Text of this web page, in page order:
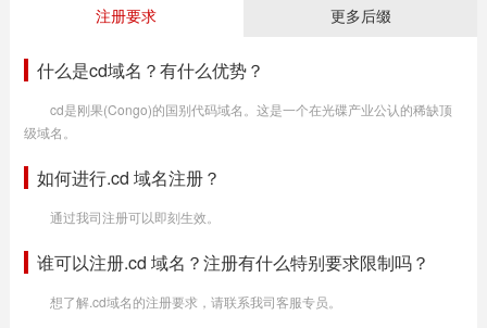
注册要求 更多后缀
什么是cd域名？有什么优势？
cd是刚果(Congo)的国别代码域名。这是一个在光碟产业公认的稀缺顶
级域名。
如何进行.cd 域名注册？
通过我司注册可以即刻生效。
谁可以注册.cd 域名？注册有什么特别要求限制吗？
想了解.cd域名的注册要求，请联系我司客服专员。